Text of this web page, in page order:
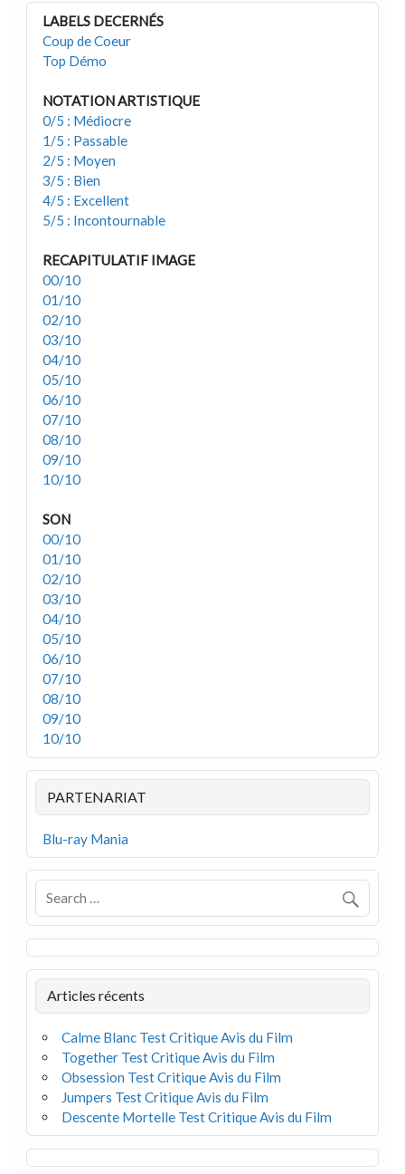
LABELS DECERNÉS
Coup de Coeur
Top Démo
NOTATION ARTISTIQUE
0/5 : Médiocre
1/5 : Passable
2/5 : Moyen
3/5 : Bien
4/5 : Excellent
5/5 : Incontournable
RECAPITULATIF IMAGE
00/10
01/10
02/10
03/10
04/10
05/10
06/10
07/10
08/10
09/10
10/10
SON
00/10
01/10
02/10
03/10
04/10
05/10
06/10
07/10
08/10
09/10
10/10
PARTENARIAT
Blu-ray Mania
Articles récents
Calme Blanc Test Critique Avis du Film
Together Test Critique Avis du Film
Obsession Test Critique Avis du Film
Jumpers Test Critique Avis du Film
Descente Mortelle Test Critique Avis du Film